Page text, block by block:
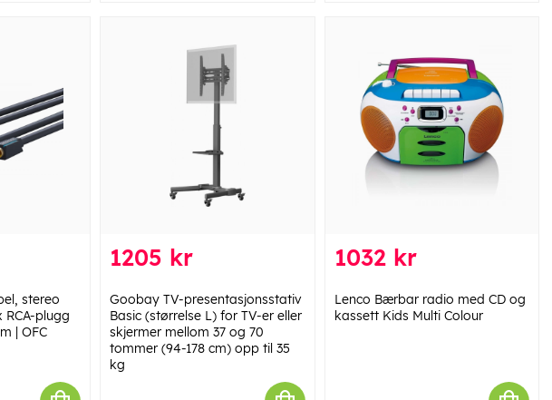
stereo
RCA-plugg
| OFC
1205 kr
Goobay TV-presentasjonsstativ
Basic (størrelse L) for TV-er eller
skjermer mellom 37 og 70
tommer (94-178 cm) opp til 35
kg
1032 kr
Lenco Bærbar radio med CD og
kassett Kids Multi Colour